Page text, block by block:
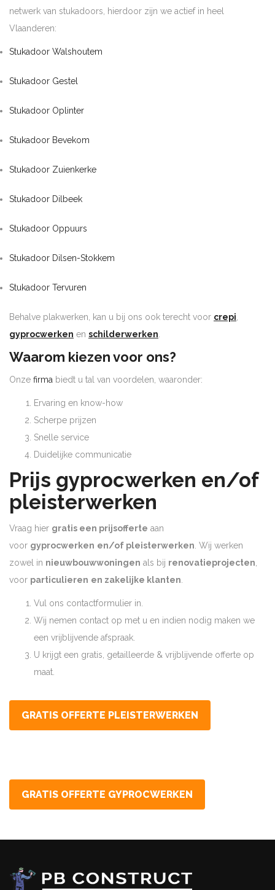
netwerk van stukadoors, hierdoor zijn we actief in heel
Vlaanderen:
Stukadoor Walshoutem
Stukadoor Gestel
Stukadoor Oplinter
Stukadoor Bevekom
Stukadoor Zuienkerke
Stukadoor Dilbeek
Stukadoor Oppuurs
Stukadoor Dilsen-Stokkem
Stukadoor Tervuren
Behalve plakwerken, kan u bij ons ook terecht voor crepi,
gyprocwerken en schilderwerken.
Waarom kiezen voor ons?
Onze firma biedt u tal van voordelen, waaronder:
Ervaring en know-how
Scherpe prijzen
Snelle service
Duidelijke communicatie
Prijs gyprocwerken en/of
pleisterwerken
Vraag hier gratis een prijsofferte aan
voor gyprocwerken en/of pleisterwerken. Wij werken
zowel in nieuwbouwwoningen als bij renovatieprojecten,
voor particulieren en zakelijke klanten.
Vul ons contactformulier in.
Wij nemen contact op met u en indien nodig maken we
een vrijblijvende afspraak.
U krijgt een gratis, getailleerde & vrijblijvende offerte op
maat.
GRATIS OFFERTE PLEISTERWERKEN
GRATIS OFFERTE GYPROCWERKEN